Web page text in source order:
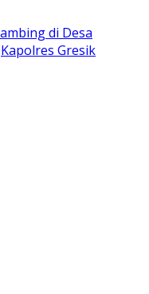
di Desa
Kapolres Gresik